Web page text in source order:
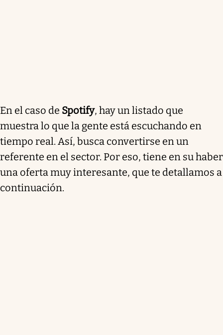
En el caso de Spotify, hay un listado que
muestra lo que la gente está escuchando en
tiempo real. Así, busca convertirse en un
referente en el sector. Por eso, tiene en su haber
una oferta muy interesante, que te detallamos a
continuación.